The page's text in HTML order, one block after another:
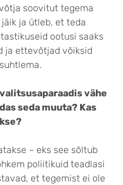
soovitut tegema
ja ütleb, et teda
ootusi saaks
ja ettevõtjad võiksid
vähe
seda muuta? Kas
– eks see sõltub
poliitikuid teadlasi
et tegemist ei ole